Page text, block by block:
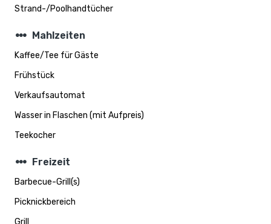
Strand-/Poolhandtücher
steppers Mahlzeiten
Kaffee/Tee für Gäste
Frühstück
Verkaufsautomat
Wasser in Flaschen (mit Aufpreis)
Teekocher
steppers Freizeit
Barbecue-Grill(s)
Picknickbereich
Grill